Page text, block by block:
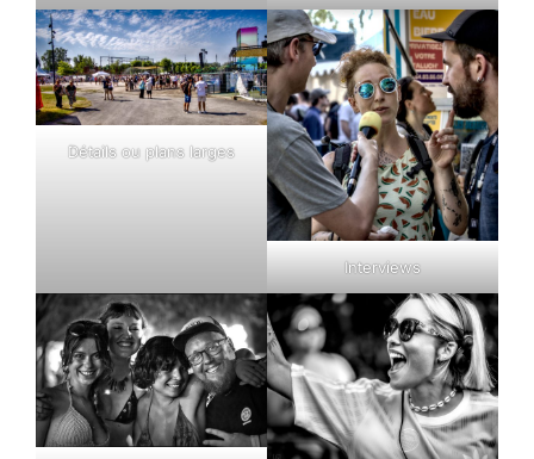
Détails ou plans larges
Interviews